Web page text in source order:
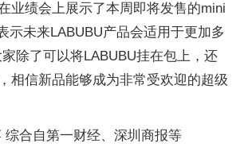
业绩会上展示了本周即将发售的mini
示未来LABUBU产品会适用于更加多
除了可以将LABUBU挂在包上，还
相信新品能够成为非常受欢迎的超级
综合自第一财经、深圳商报等